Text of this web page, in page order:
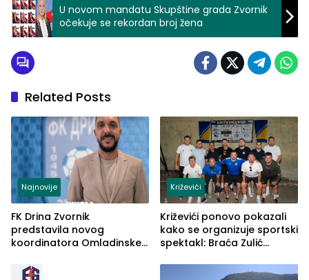
U novom mandatu Skupštine grada Zvornik
očekuje se rekordan broj žena
Related Posts
Najnovije
FK Drina Zvornik
predstavila novog
koordinatora Omladinske
Križevići
Križevići ponovo pokazali
kako se organizuje sportski
spektakl: Braća Zulić